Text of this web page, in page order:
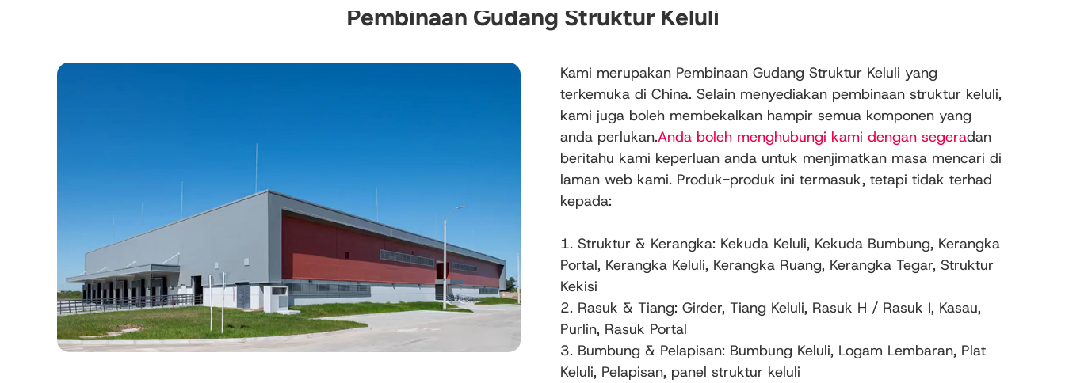
Pembinaan Gudang Struktur Keluli
Kami merupakan Pembinaan Gudang Struktur Keluli yang
terkemuka di China. Selain menyediakan pembinaan struktur keluli,
kami juga boleh membekalkan hampir semua komponen yang
anda perlukan.Anda boleh menghubungi kami dengan segeradan
beritahu kami keperluan anda untuk menjimatkan masa mencari di
laman web kami. Produk-produk ini termasuk, tetapi tidak terhad
kepada:
1. Struktur & Kerangka: Kekuda Keluli, Kekuda Bumbung, Kerangka
Portal, Kerangka Keluli, Kerangka Ruang, Kerangka Tegar, Struktur
Kekisi
2. Rasuk & Tiang: Girder, Tiang Keluli, Rasuk H / Rasuk I, Kasau,
Purlin, Rasuk Portal
3. Bumbung & Pelapisan: Bumbung Keluli, Logam Lembaran, Plat
Keluli, Pelapisan, panel struktur keluli